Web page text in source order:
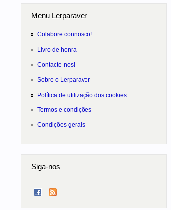
Menu Lerparaver
Colabore connosco!
Livro de honra
Contacte-nos!
Sobre o Lerparaver
Política de utilização dos cookies
Termos e condições
Condições gerais
Siga-nos